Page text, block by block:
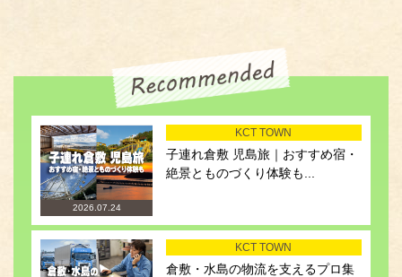
2026.07.24
KCT TOWN
子連れ倉敷 児島旅｜おすすめ宿・
絶景とものづくり体験も...
KCT TOWN
倉敷・水島の物流を支えるプロ集